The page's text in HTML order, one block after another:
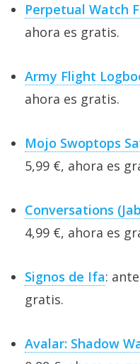
Perpetual Watch
ahora es gratis.
Army Flight
ahora es gratis.
Mojo Swoptops
5,99 €, ahora es
Conversations
4,99 €, ahora es
Signos de Ifa:
gratis.
Avalar: Shadow